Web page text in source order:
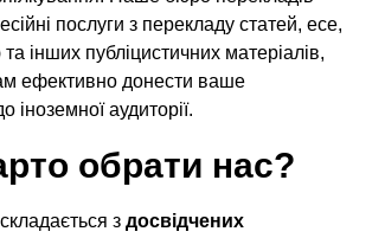
послуги з перекладу статей, есе,
та інших публіцистичних матеріалів,
ефективно донести ваше
іноземної аудиторії.
обрати нас?
з досвідчених